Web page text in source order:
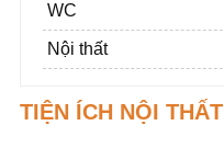
WC
Nội thất
TIỆN ÍCH NỘI THẤT